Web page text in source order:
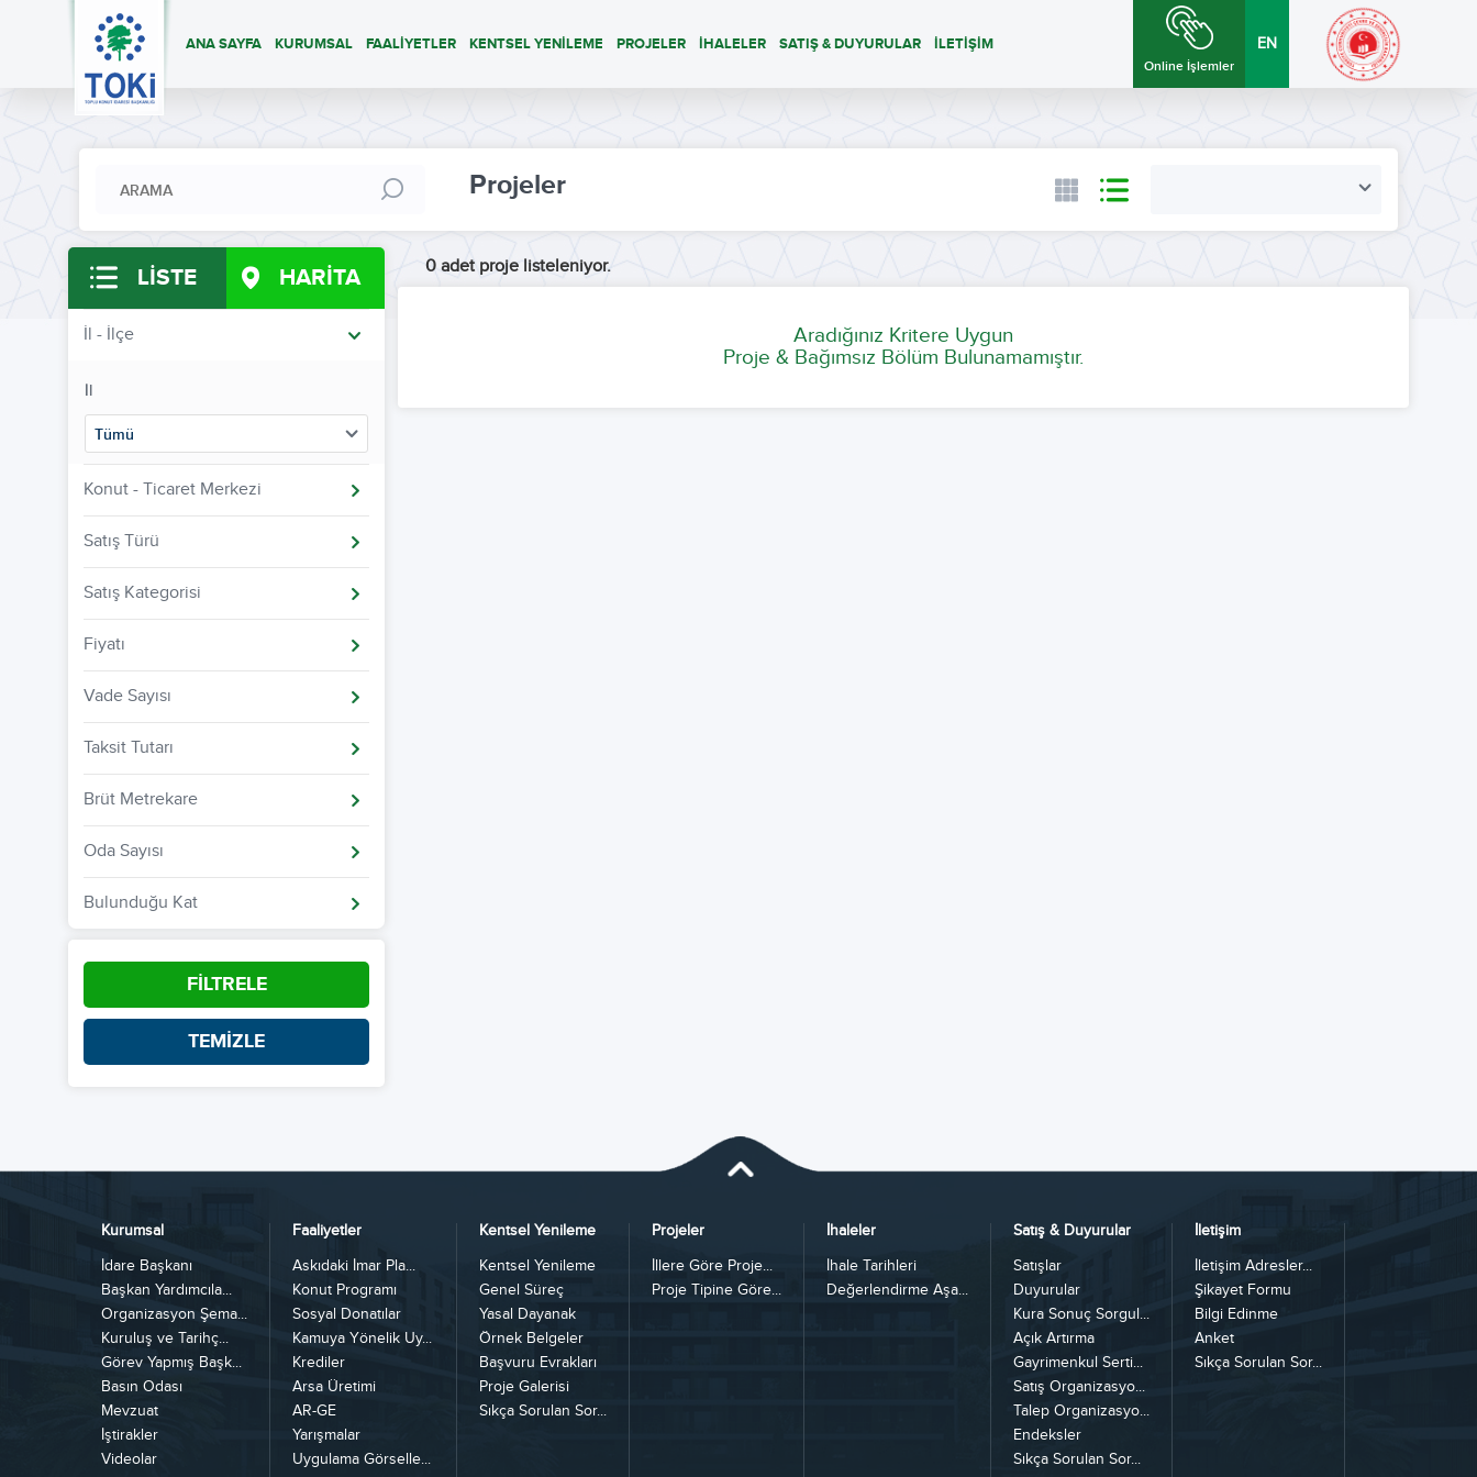
ANA SAYFA KURUMSAL FAALİYETLER KENTSEL YENİLEME PROJELER İHALELER SATIŞ & DUYURULAR İLETİŞİM
Online İşlemler
EN
Projeler
LİSTE HARİTA
İl - İlçe
İl
Tümü
Konut - Ticaret Merkezi
Satış Türü
Satış Kategorisi
Fiyatı
Vade Sayısı
Taksit Tutarı
Brüt Metrekare
Oda Sayısı
Bulunduğu Kat
FİLTRELE
TEMİZLE
0 adet proje listeleniyor.
Aradığınız Kritere Uygun
Proje & Bağımsız Bölüm Bulunamamıştır.
Kurumsal
İdare Başkanı
Başkan Yardımcıla...
Organizasyon Şema...
Kuruluş ve Tarihç...
Görev Yapmış Başk...
Basın Odası
Mevzuat
İştirakler
Videolar
Faaliyetler
Askıdaki İmar Pla...
Konut Programı
Sosyal Donatılar
Kamuya Yönelik Uy...
Krediler
Arsa Üretimi
AR-GE
Yarışmalar
Uygulama Görselle...
Kentsel Yenileme
Kentsel Yenileme
Genel Süreç
Yasal Dayanak
Örnek Belgeler
Başvuru Evrakları
Proje Galerisi
Sıkça Sorulan Sor...
Projeler
İllere Göre Proje...
Proje Tipine Göre...
İhaleler
İhale Tarihleri
Değerlendirme Aşa...
Satış & Duyurular
Satışlar
Duyurular
Kura Sonuç Sorgul...
Açık Artırma
Gayrimenkul Serti...
Satış Organizasyo...
Talep Organizasyo...
Endeksler
Sıkça Sorulan Sor...
İletişim
İletişim Adresler...
Şikayet Formu
Bilgi Edinme
Anket
Sıkça Sorulan Sor...